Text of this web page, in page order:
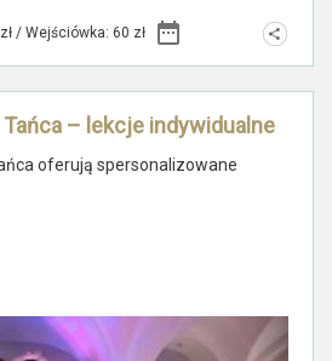
/ Wejściówka: 60 zł
– lekcje indywidualne
oferują spersonalizowane